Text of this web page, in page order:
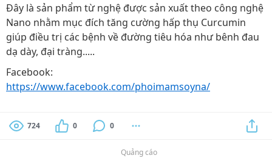
Đây là sản phẩm từ nghệ được sản xuất theo công nghệ
Nano nhằm mục đích tăng cường hấp thụ Curcumin
giúp điều trị các bệnh về đường tiêu hóa như bênh đau
dạ dày, đại tràng.....
Facebook:
https://www.facebook.com/phoimamsoyna/
724 0 0
Quảng cáo